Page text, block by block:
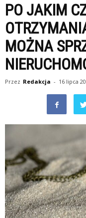
PO JAKIM
MOŻNA
Przez Redakcja - 16 lipca